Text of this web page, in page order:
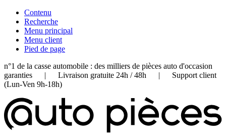
Contenu
Recherche
Menu principal
Menu client
Pied de page
n°1 de la casse automobile : des milliers de pièces auto d'occasion
garanties | Livraison gratuite 24h / 48h | Support client
(Lun-Ven 9h-18h)